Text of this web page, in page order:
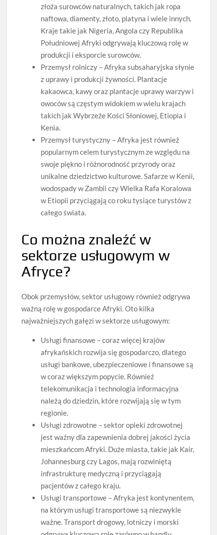
złoża surowców naturalnych, takich jak ropa
naftowa, diamenty, złoto, platyna i wiele innych.
Kraje takie jak Nigeria, Angola czy Republika
Południowej Afryki odgrywają kluczową rolę w
produkcji i eksporcie surowców.
Przemysł rolniczy – Afryka subsaharyjska słynie
z uprawy i produkcji żywności. Plantacje
kakaowca, kawy oraz plantacje uprawy warzyw i
owoców są częstym widokiem w wielu krajach
takich jak Wybrzeże Kości Słoniowej, Etiopia i
Kenia.
Przemysł turystyczny – Afryka jest również
popularnym celem turystycznym ze względu na
swoje piękno i różnorodność przyrody oraz
unikalne dziedzictwo kulturowe. Safarze w Kenii,
wodospady w Zambii czy Wielka Rafa Koralowa
w Etiopii przyciągają co roku tysiące turystów z
całego świata.
Co można znaleźć w
sektorze usługowym w
Afryce?
Obok przemysłów, sektor usługowy również odgrywa
ważną rolę w gospodarce Afryki. Oto kilka
najważniejszych gałęzi w sektorze usługowym:
Usługi finansowe – coraz więcej krajów
afrykańskich rozwija się gospodarczo, dlatego
usługi bankowe, ubezpieczeniowe i finansowe są
w coraz większym popycie. Również
telekomunikacja i technologia informacyjna
należą do dziedzin, które rozwijają się w tym
regionie.
Usługi zdrowotne – sektor opieki zdrowotnej
jest ważny dla zapewnienia dobrej jakości życia
mieszkańcom Afryki. Duże miasta, takie jak Kair,
Johannesburg czy Lagos, mają rozwiniętą
infrastrukturę medyczną i przyciągają
pacjentów z całego kraju.
Usługi transportowe – Afryka jest kontynentem,
na którym usługi transportowe są niezwykle
ważne. Transport drogowy, lotniczy i morski